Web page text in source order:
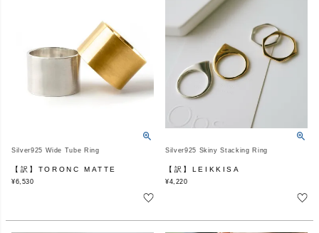
Silver925 Wide Tube Ring
【訳】TORONC MATTE
¥6,530
Silver925 Skiny Stacking Ring
【訳】LEIKKISA
¥4,220